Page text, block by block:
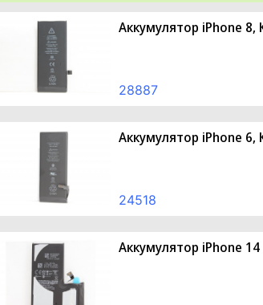
Аккумулятор iPhone 8,
28887
Аккумулятор iPhone 6,
24518
Аккумулятор iPhone